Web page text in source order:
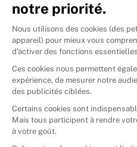
🇪🇸Espagne
🇮🇹Italie
Donner vos livres